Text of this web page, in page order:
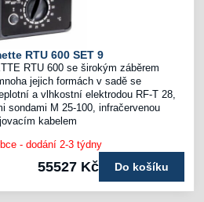
RTU 600 SET 9
RTU 600 se širokým záběrem
jejich formách v sadě se
a vlhkostní elektrodou RF-T 28,
sondami M 25-100, infračervenou
kabelem
- dodání 2-3 týdny
55527 Kč Do košíku